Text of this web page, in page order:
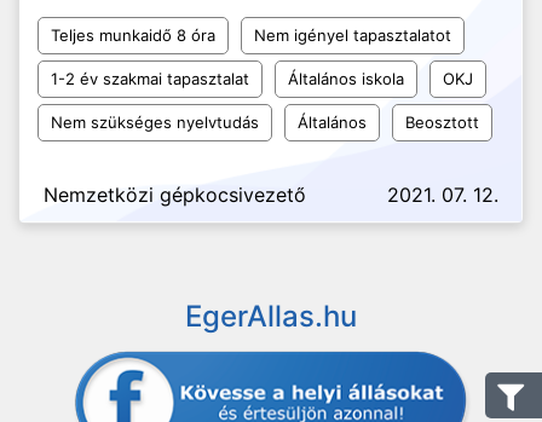
Teljes munkaidő 8 óra Nem igényel tapasztalatot
1-2 év szakmai tapasztalat Általános iskola OKJ
Nem szükséges nyelvtudás Általános Beosztott
Nemzetközi gépkocsivezető 2021. 07. 12.
EgerAllas.hu